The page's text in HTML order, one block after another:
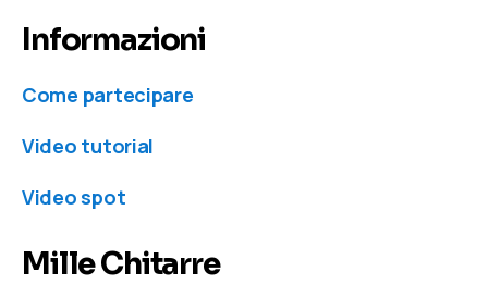
Informazioni
Come partecipare
Video tutorial
Video spot
Mille Chitarre